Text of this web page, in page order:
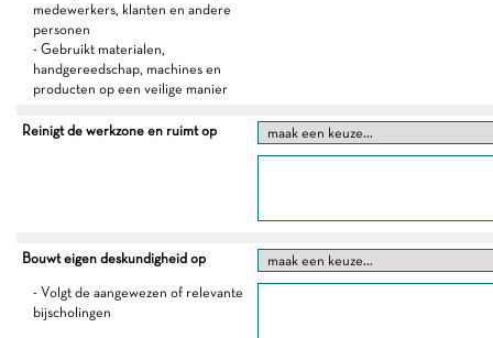
medewerkers, klanten en andere
personen
- Gebruikt materialen,
handgereedschap, machines en
producten op een veilige manier
Reinigt de werkzone en ruimt op
Bouwt eigen deskundigheid op
- Volgt de aangewezen of relevante
bijscholingen